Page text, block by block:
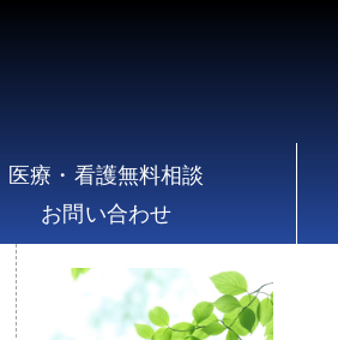
医療・看護無料相談
お問い合わせ